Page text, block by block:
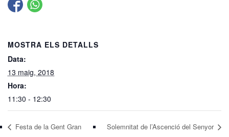
MOSTRA ELS DETALLS
Data:
13 maig, 2018
Hora:
11:30 - 12:30
Festa de la Gent Gran Solemnitat de l’Ascenció del Senyor